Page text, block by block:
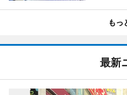
もっ
最新